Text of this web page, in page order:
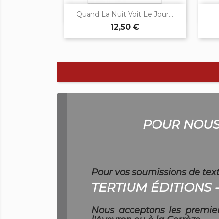
Quand La Nuit Voit Le Jour...
12,50 €
 Aperçu rapide
POUR
Pour vos soumissions de
TERTIUM ÉDITIONS
Nous acceptons les